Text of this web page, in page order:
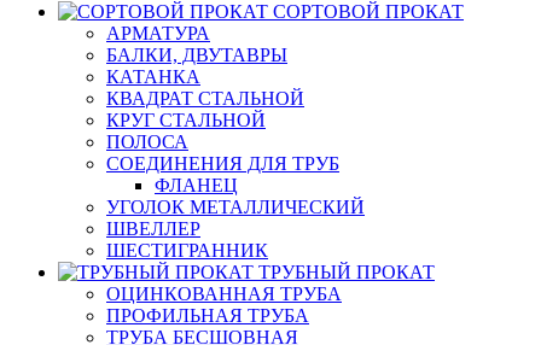
СОРТОВОЙ ПРОКАТ
АРМАТУРА
БАЛКИ, ДВУТАВРЫ
КАТАНКА
КВАДРАТ СТАЛЬНОЙ
КРУГ СТАЛЬНОЙ
ПОЛОСА
СОЕДИНЕНИЯ ДЛЯ ТРУБ
ФЛАНЕЦ
УГОЛОК МЕТАЛЛИЧЕСКИЙ
ШВЕЛЛЕР
ШЕСТИГРАННИК
ТРУБНЫЙ ПРОКАТ
ОЦИНКОВАННАЯ ТРУБА
ПРОФИЛЬНАЯ ТРУБА
ТРУБА БЕСШОВНАЯ